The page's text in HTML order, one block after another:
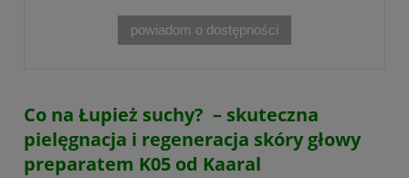
powiadom o dostępności
Co na Łupież suchy? – skuteczna
pielęgnacja i regeneracja skóry głowy
preparatem K05 od Kaaral